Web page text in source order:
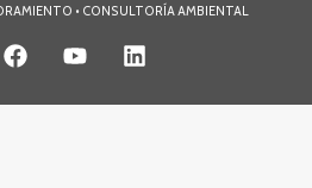
• CONSULTORÍA AMBIENTAL